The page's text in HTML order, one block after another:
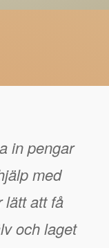
in pengar
med
lätt att få
och laget